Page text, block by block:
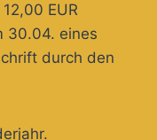
EUR
30.04. eines
durch den